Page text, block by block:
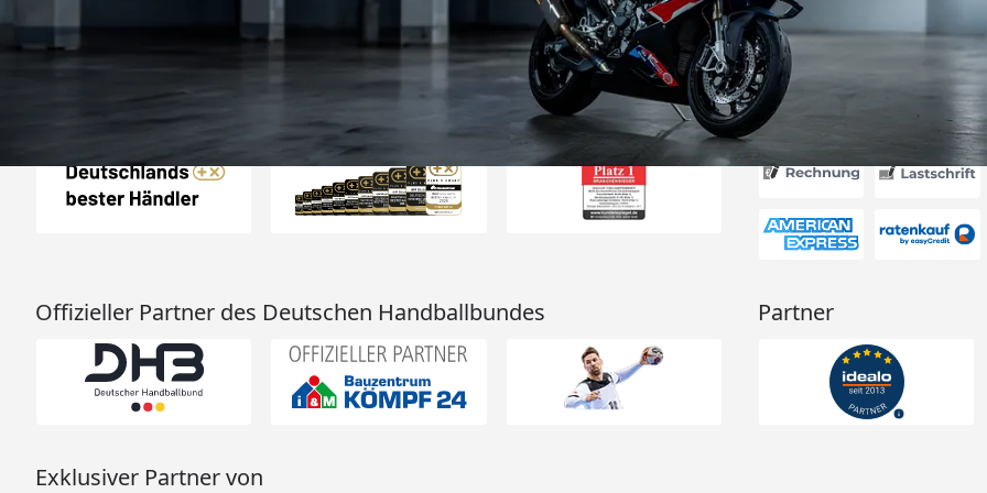
ich hier gefunden.“
Auszeichnungen Akzeptierte
Offizieller Partner des Deutschen Handballbundes Partner
Exklusiver Partner von